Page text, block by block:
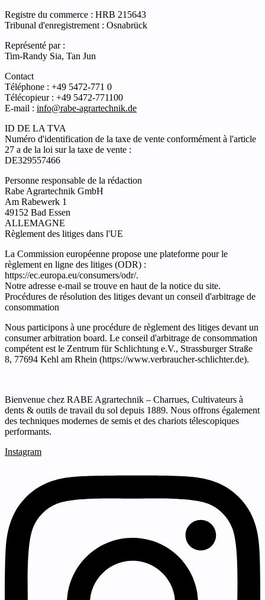
Registre du commerce : HRB 215643
Tribunal d'enregistrement : Osnabrück
Représenté par :
Tim-Randy Sia, Tan Jun
Contact
Téléphone : +49 5472-771 0
Télécopieur : +49 5472-771100
E-mail : info@rabe-agrartechnik.de
ID DE LA TVA
Numéro d'identification de la taxe de vente conformément à l'article
27 a de la loi sur la taxe de vente :
DE329557466
Personne responsable de la rédaction
Rabe Agrartechnik GmbH
Am Rabewerk 1
49152 Bad Essen
ALLEMAGNE
Règlement des litiges dans l'UE
La Commission européenne propose une plateforme pour le
règlement en ligne des litiges (ODR) :
https://ec.europa.eu/consumers/odr/.
Notre adresse e-mail se trouve en haut de la notice du site.
Procédures de résolution des litiges devant un conseil d'arbitrage de
consommation
Nous participons à une procédure de règlement des litiges devant un
consumer arbitration board. Le conseil d'arbitrage de consommation
compétent est le Zentrum für Schlichtung e.V., Strassburger Straße
8, 77694 Kehl am Rhein (https://www.verbraucher-schlichter.de).
Bienvenue chez RABE Agrartechnik – Charrues, Cultivateurs à
dents & outils de travail du sol depuis 1889. Nous offrons également
des techniques modernes de semis et des chariots télescopiques
performants.
Instagram